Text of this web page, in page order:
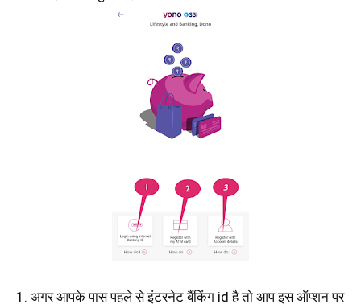
1. अगर आपके पास पहले से इंटरनेट बैंकिंग id है तो आप इस ऑप्शन पर